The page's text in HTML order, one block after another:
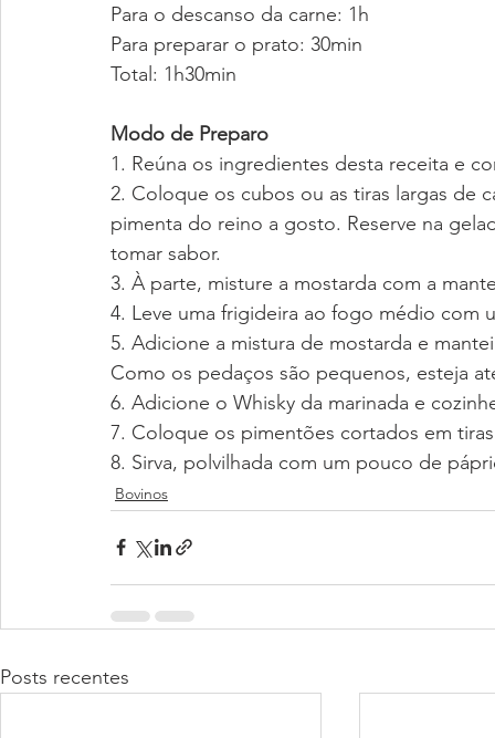
Para o descanso da carne: 1h
Para preparar o prato: 30min
Total: 1h30min
Modo de Preparo
1. Reúna os ingredientes desta receita e
2. Coloque os cubos ou as tiras largas de
pimenta do reino a gosto. Reserve na
tomar sabor.
3. À parte, misture a mostarda com a
4. Leve uma frigideira ao fogo médio com
5. Adicione a mistura de mostarda e
Como os pedaços são pequenos, esteja
6. Adicione o Whisky da marinada e
7. Coloque os pimentões cortados em
8. Sirva, polvilhada com um pouco de
Bovinos
Posts recentes